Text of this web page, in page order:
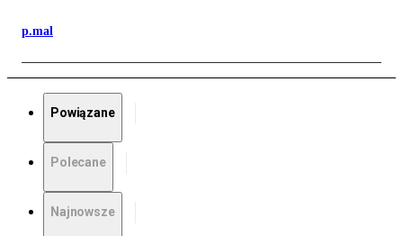
p.mal
Powiązane
Polecane
Najnowsze